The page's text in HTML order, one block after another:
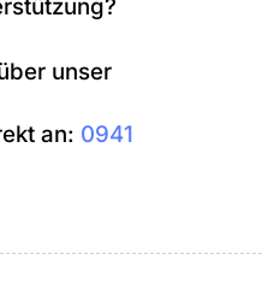
unser
an: 0941